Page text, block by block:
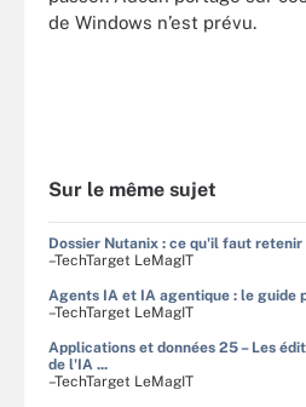
de Windows n’est prévu.
Sur le même sujet
Dossier Nutanix : ce qu'il faut
–TechTarget LeMagIT
Agents IA et IA agentique : le guide
–TechTarget LeMagIT
Applications et données 25 – Les
de l'IA ...
–TechTarget LeMagIT